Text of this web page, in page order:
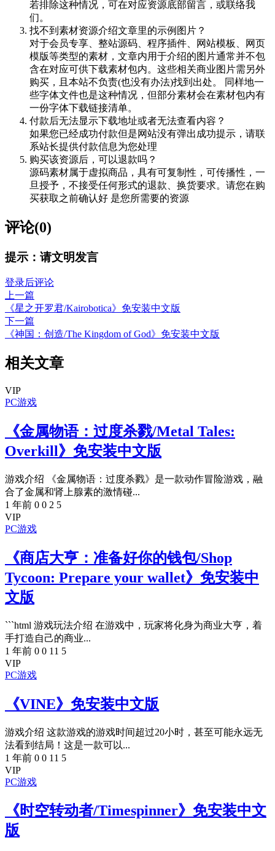
若排除这种情况，可在对应资源底部留言，或联络我
们。
找不到素材资源介绍文章里的示例图片？
对于会员专享、整站源码、程序插件、网站模板、网页
模版等类型的素材，文章内用于介绍的图片通常并不包
含在对应可供下载素材包内。这些相关商业图片需另外
购买，且本站不负责(也没有办法)找到出处。 同样地一
些字体文件也是这种情况，但部分素材会在素材包内有
一份字体下载链接清单。
付款后无法显示下载地址或者无法查看内容？
如果您已经成功付款但是网站没有弹出成功提示，请联
系站长提供付款信息为您处理
购买该资源后，可以退款吗？
源码素材属于虚拟商品，具有可复制性，可传播性，一
旦授予，不接受任何形式的退款、换货要求。请您在购
买获取之前确认好 是您所需要的资源
评论(0)
提示：请文明发言
登录后评论
上一篇
《星之开罗君/Kairobotica》免安装中文版
下一篇
《神国：创造/The Kingdom of God》免安装中文版
相关文章
VIP
PC游戏
《金属物语：过度杀戮/Metal Tales:
Overkill》免安装中文版
游戏介绍 《金属物语：过度杀戮》是一款动作冒险游戏，融
合了金属和肾上腺素的激情碰...
1 年前 0 0 2 5
VIP
PC游戏
《商店大亨：准备好你的钱包/Shop
Tycoon: Prepare your wallet》免安装中
文版
```html 游戏玩法介绍 在游戏中，玩家将化身为商业大亨，着
手打造自己的商业...
1 年前 0 0 11 5
VIP
PC游戏
《VINE》免安装中文版
游戏介绍 这款游戏的游戏时间超过20小时，甚至可能永远无
法看到结局！这是一款可以...
1 年前 0 0 11 5
VIP
PC游戏
《时空转动者/Timespinner》免安装中文
版